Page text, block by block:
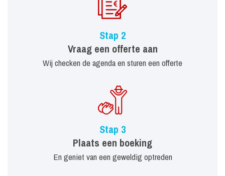
Stap 2
Vraag een offerte aan
Wij checken de agenda en sturen een offerte
Stap 3
Plaats een boeking
En geniet van een geweldig optreden